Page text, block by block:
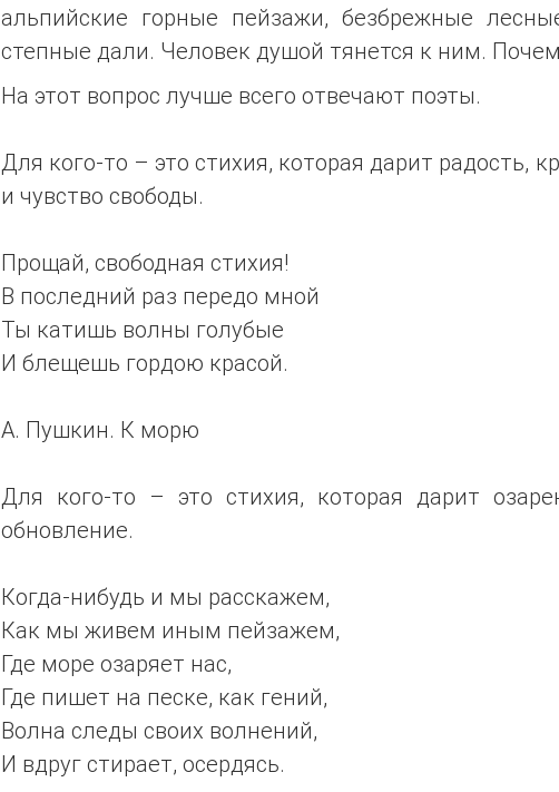
альпийские горные пейзажи, безбрежные
степные дали. Человек душой тянется к ним.
На этот вопрос лучше всего отвечают поэты.
Для кого-то – это стихия, которая дарит радость,
и чувство свободы.
Прощай, свободная стихия!
В последний раз передо мной
Ты катишь волны голубые
И блещешь гордою красой.
А. Пушкин. К морю
Для кого-то – это стихия, которая дарит
обновление.
Когда-нибудь и мы расскажем,
Как мы живем иным пейзажем,
Где море озаряет нас,
Где пишет на песке, как гений,
Волна следы своих волнений,
И вдруг стирает, осердясь.